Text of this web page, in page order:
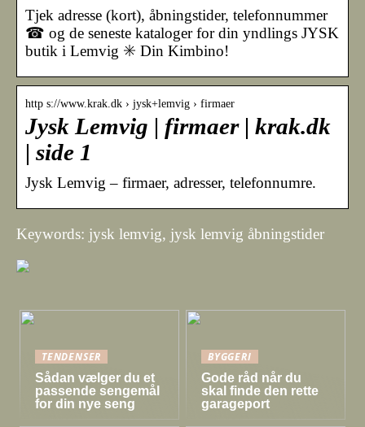
Tjek adresse (kort), åbningstider, telefonnummer
☎ og de seneste kataloger for din yndlings JYSK
butik i Lemvig ✳️ Din Kimbino!
http s://www.krak.dk › jysk+lemvig › firmaer
Jysk Lemvig | firmaer | krak.dk
| side 1
Jysk Lemvig – firmaer, adresser, telefonnumre.
Keywords: jysk lemvig, jysk lemvig åbningstider
TENDENSER
Sådan vælger du et
passende sengemål
for din nye seng
BYGGERI
Gode råd når du
skal finde den rette
garageport